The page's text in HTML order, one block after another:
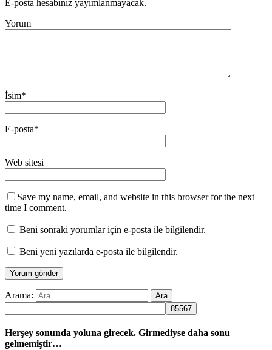
E-posta hesabınız yayımlanmayacak.
Yorum
İsim*
E-posta*
Web sitesi
Save my name, email, and website in this browser for the next
time I comment.
Beni sonraki yorumlar için e-posta ile bilgilendir.
Beni yeni yazılarda e-posta ile bilgilendir.
Arama:
Herşey sonunda yoluna girecek. Girmediyse daha sonu
gelmemiştir…